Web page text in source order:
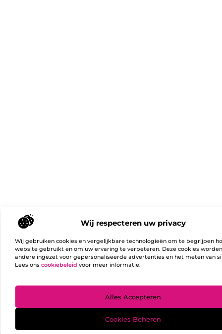
Wij respecteren uw privacy
Wij gebruiken cookies en vergelijkbare technologieën om te begrijpen
website gebruikt en om uw ervaring te verbeteren. Deze cookies
andere ingezet voor gepersonaliseerde advertenties en het meten van
Lees ons cookiebeleid voor meer informatie.
Alles Accepteren
Cookies Beheren